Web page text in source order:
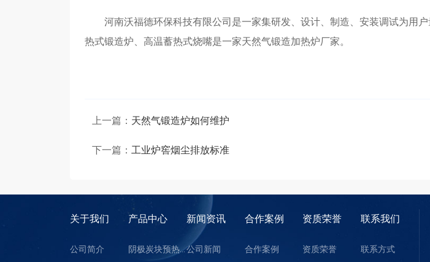
河南沃福德环保科技有限公司是一家集研发、设计、制造、安装调试为用户
热式锻造炉、高温蓄热式烧嘴是一家天然气锻造加热炉厂家。
上一篇： 天然气锻造炉如何维护
下一篇： 工业炉窖烟尘排放标准
关于我们
公司简介
产品中心
阴极炭块预热装置
新闻资讯
公司新闻
合作案例
合作案例
资质荣誉
资质荣誉
联系我们
联系方式